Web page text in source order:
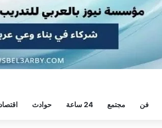
فن مجتمع 24 ساعة حوادث